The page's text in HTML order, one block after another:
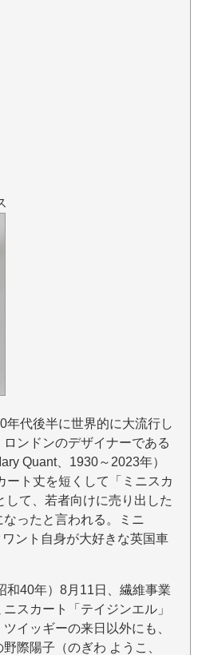
年代後半に世界的に大流行し
ンドンのデザイナーである
Quant、1930～2023年）
ート丈を短くして「ミニスカ
して、若者向けに売り出した
ったと言われる。ミニ
ワント自身が大好きな英国車
和40年）8月11日、繊維事業
スカート「テイジンエル」
イッギーの来日以外にも、
際陽子（のぎわ ようこ、